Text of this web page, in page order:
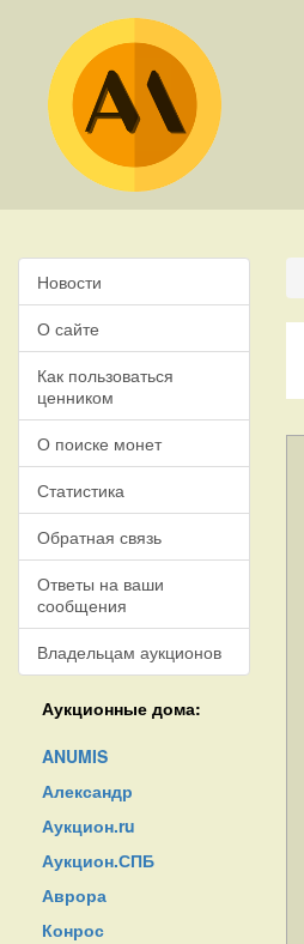
Новости
О сайте
Как пользоваться
ценником
О поиске монет
Статистика
Обратная связь
Ответы на ваши
сообщения
Владельцам аукционов
Аукционные дома:
ANUMIS
Александр
Аукцион.ru
Аукцион.СПБ
Аврора
Конрос